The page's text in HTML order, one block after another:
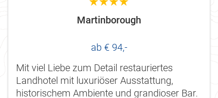
Martinborough
ab € 94,-
Mit viel Liebe zum Detail restauriertes
Landhotel mit luxuriöser Ausstattung,
historischem Ambiente und grandioser Bar.